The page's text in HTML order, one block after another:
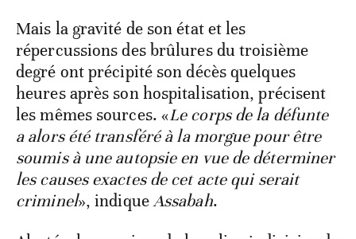
Mais la gravité de son état et les
répercussions des brûlures du troisième
degré ont précipité son décès quelques
heures après son hospitalisation, précisent
les mêmes sources. «Le corps de la défunte
a alors été transféré à la morgue pour être
soumis à une autopsie en vue de déterminer
les causes exactes de cet acte qui serait
criminel», indiqueAssabah.